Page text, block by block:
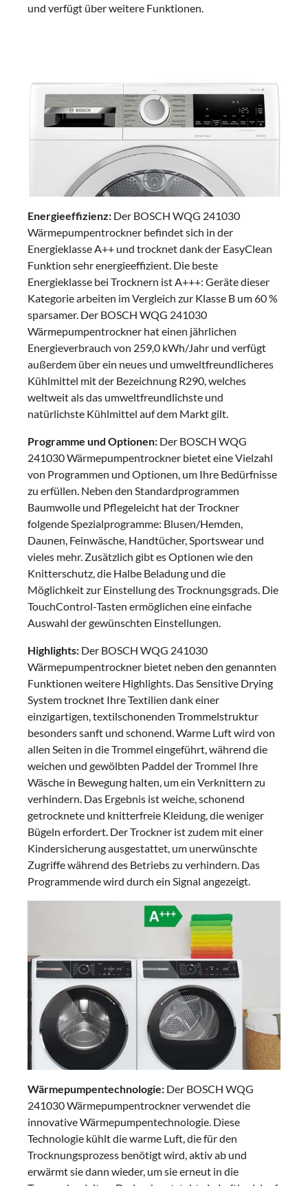
und verfügt über weitere Funktionen.
Energieeffizienz: Der BOSCH WQG 241030
Wärmepumpentrockner befindet sich in der
Energieklasse A++ und trocknet dank der EasyClean
Funktion sehr energieeffizient. Die beste
Energieklasse bei Trocknern ist A+++: Geräte dieser
Kategorie arbeiten im Vergleich zur Klasse B um 60 %
sparsamer. Der BOSCH WQG 241030
Wärmepumpentrockner hat einen jährlichen
Energieverbrauch von 259,0 kWh/Jahr und verfügt
außerdem über ein neues und umweltfreundlicheres
Kühlmittel mit der Bezeichnung R290, welches
weltweit als das umweltfreundlichste und
natürlichste Kühlmittel auf dem Markt gilt.
Programme und Optionen: Der BOSCH WQG
241030 Wärmepumpentrockner bietet eine Vielzahl
von Programmen und Optionen, um Ihre Bedürfnisse
zu erfüllen. Neben den Standardprogrammen
Baumwolle und Pflegeleicht hat der Trockner
folgende Spezialprogramme: Blusen/Hemden,
Daunen, Feinwäsche, Handtücher, Sportswear und
vieles mehr. Zusätzlich gibt es Optionen wie den
Knitterschutz, die Halbe Beladung und die
Möglichkeit zur Einstellung des Trocknungsgrads. Die
TouchControl-Tasten ermöglichen eine einfache
Auswahl der gewünschten Einstellungen.
Highlights: Der BOSCH WQG 241030
Wärmepumpentrockner bietet neben den genannten
Funktionen weitere Highlights. Das Sensitive Drying
System trocknet Ihre Textilien dank einer
einzigartigen, textilschonenden Trommelstruktur
besonders sanft und schonend. Warme Luft wird von
allen Seiten in die Trommel eingeführt, während die
weichen und gewölbten Paddel der Trommel Ihre
Wäsche in Bewegung halten, um ein Verknittern zu
verhindern. Das Ergebnis ist weiche, schonend
getrocknete und knitterfreie Kleidung, die weniger
Bügeln erfordert. Der Trockner ist zudem mit einer
Kindersicherung ausgestattet, um unerwünschte
Zugriffe während des Betriebs zu verhindern. Das
Programmende wird durch ein Signal angezeigt.
Wärmepumpentechnologie: Der BOSCH WQG
241030 Wärmepumpentrockner verwendet die
innovative Wärmepumpentechnologie. Diese
Technologie kühlt die warme Luft, die für den
Trocknungsprozess benötigt wird, aktiv ab und
erwärmt sie dann wieder, um sie erneut in die